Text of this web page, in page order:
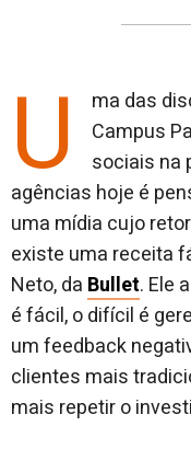
U
ma das
Campus
sociais na
agências hoje é
uma mídia cujo
existe uma receita
Neto, da Bullet. Ele
é fácil, o difícil é
um feedback
clientes mais
mais repetir o